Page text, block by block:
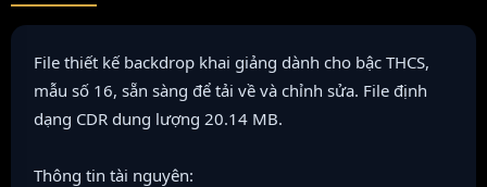
File thiết kế backdrop khai giảng dành cho bậc THCS,
mẫu số 16, sẵn sàng để tải về và chỉnh sửa. File định
dạng CDR dung lượng 20.14 MB.
Thông tin tài nguyên: